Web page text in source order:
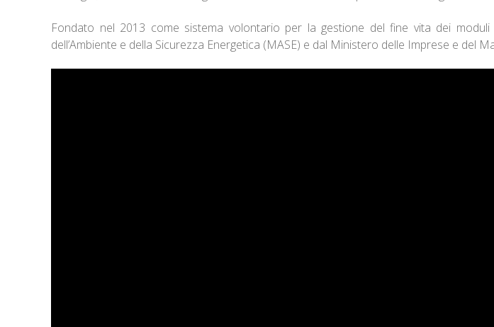
Fondato nel 2013 come sistema volontario per la gestione del fine vita dei
dell’Ambiente e della Sicurezza Energetica (MASE) e dal Ministero delle Imprese e del